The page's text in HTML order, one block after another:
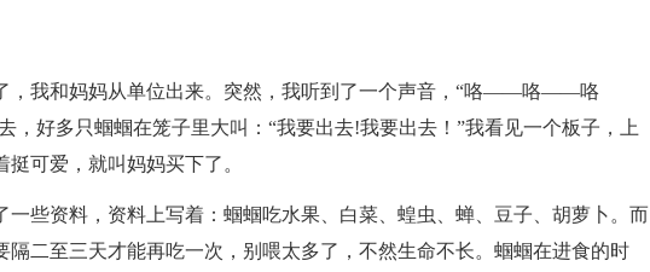
，我和妈妈从单位出来。突然，我听到了一个声音，“咯——咯——咯
去，好多只蝈蝈在笼子里大叫：“我要出去!我要出去！”我看见一个板子，上
可爱，就叫妈妈买下了。
一些资料，资料上写着：蝈蝈吃水果、白菜、蝗虫、蝉、豆子、胡萝卜。而
隔二至三天才能再吃一次，别喂太多了，不然生命不长。蝈蝈在进食的时